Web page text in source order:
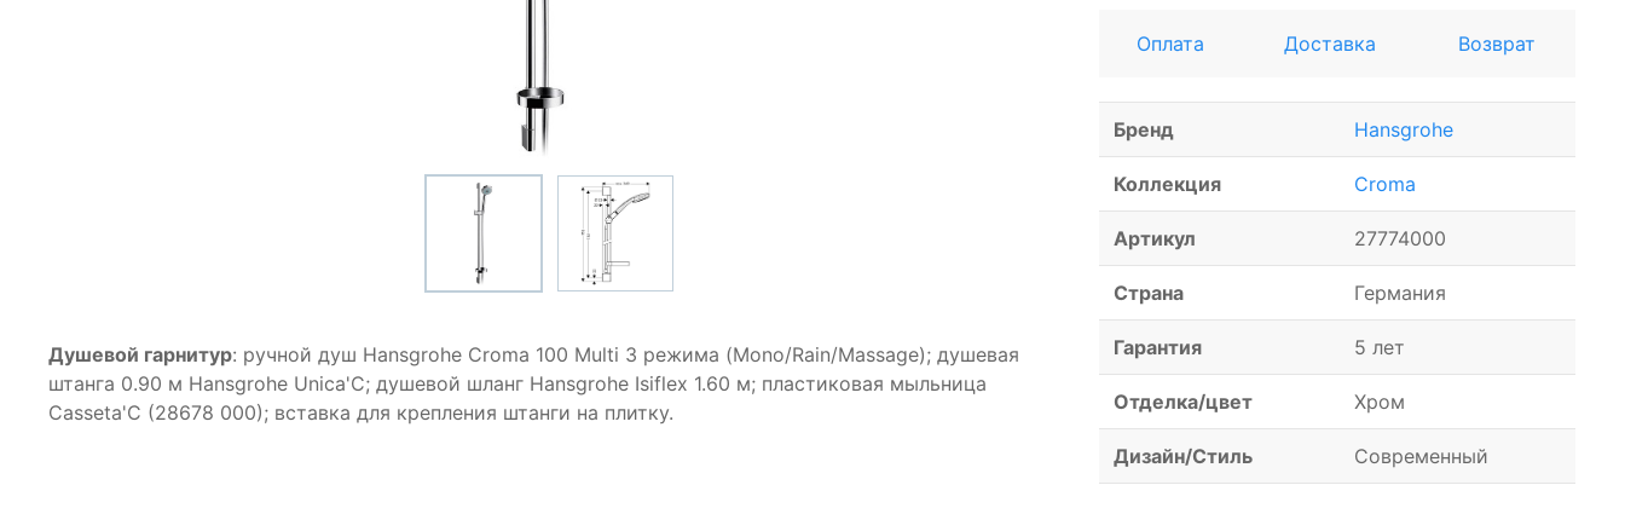
Душевой гарнитур: ручной душ Hansgrohe Croma 100 Multi 3 режима (Mono/Rain/Massage); душевая
штанга 0.90 м Hansgrohe Unica'C; душевой шланг Hansgrohe Isiflex 1.60 м; пластиковая мыльница
Casseta'C (28678 000); вставка для крепления штанги на плитку.
Оплата Доставка Возврат
Бренд Hansgrohe
Коллекция Croma
Артикул 27774000
Страна Германия
Гарантия 5 лет
Отделка/цвет Хром
Дизайн/Стиль Современный